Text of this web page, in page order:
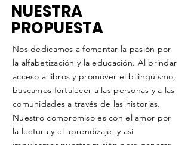
NUESTRA
PROPUESTA
Nos dedicamos a fomentar la pasión por
la alfabetización y la educación. Al brindar
acceso a libros y promover el bilingüismo,
buscamos fortalecer a las personas y a las
comunidades a través de las historias.
Nuestro compromiso es con el amor por
la lectura y el aprendizaje, y así